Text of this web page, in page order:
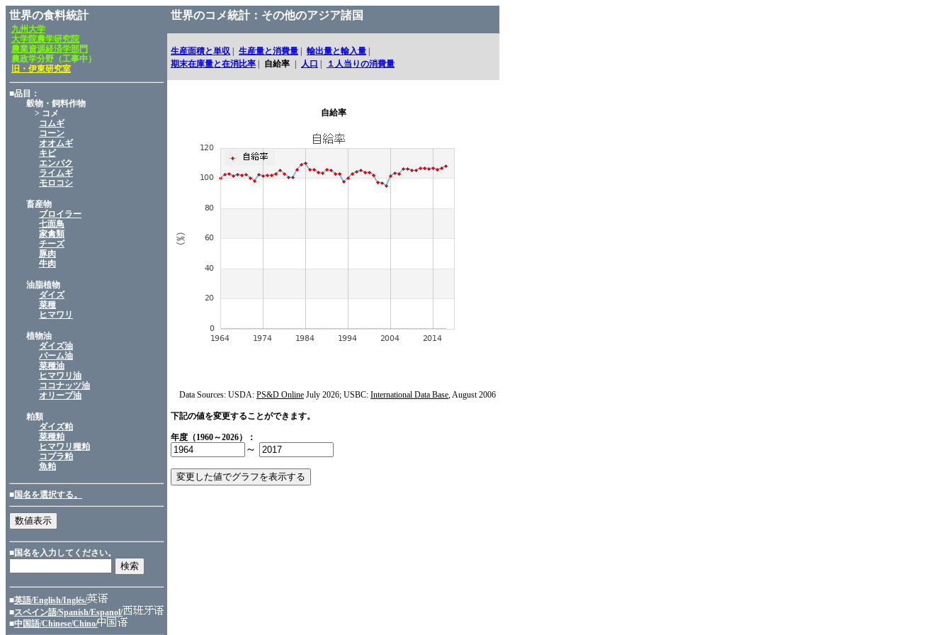
世界の食料統計
九州大学
大学院農学研究院
農業資源経済学部門
農政学分野（工事中）
旧・伊東研究室
■品目：
穀物・飼料作物
> コメ
コムギ
コーン
オオムギ
キビ
エンバク
ライムギ
モロコシ
畜産物
ブロイラー
七面鳥
家禽類
チーズ
豚肉
牛肉
油脂植物
ダイズ
菜種
ヒマワリ
植物油
ダイズ油
パーム油
菜種油
ヒマワリ油
ココナッツ油
オリーブ油
粕類
ダイズ粕
菜種粕
ヒマワリ種粕
コプラ粕
魚粕
■国名を選択する。
■国名を入力してください。
■英語/English/Inglés/
■スペイン語/Spanish/Espanol/
■中国語/Chinese/Chino/
世界のコメ統計：その他のアジア諸国
生産面積と単収 生産量と消費量 輸出量と輸入量
期末在庫量と在消比率
自給率 人口 １人当りの消費量
自給率
Data Sources: USDA: PS&D Online July 2026; USBC: International Data Base, August 2006
下記の値を変更することができます。
年度（1960～2026）：
～